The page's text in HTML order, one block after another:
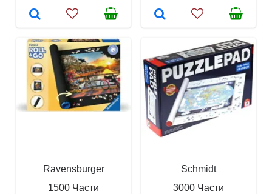
Ravensburger
1500 Части
Schmidt
3000 Части